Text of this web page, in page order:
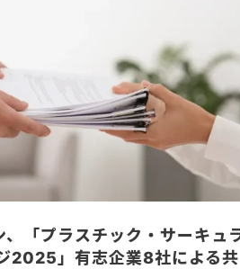
「プラスチック・サーキュ
2025」有志企業8社による共